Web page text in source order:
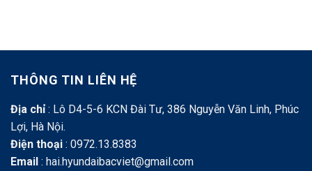
THÔNG TIN LIÊN HỆ
Địa chỉ: Lô D4-5-6 KCN Đài Tư, 386 Nguyễn Văn Linh, Phúc
Lợi, Hà Nội.
Điện thoại : 0972.13.8383
Email : hai.hyundaibacviet@gmail.com